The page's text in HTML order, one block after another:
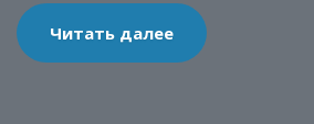
Читать далее